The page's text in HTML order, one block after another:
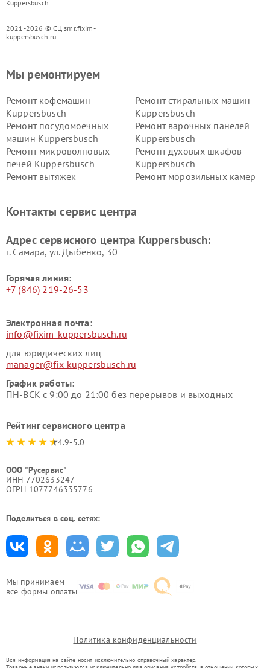
Kuppersbusch
2021-2026 © СЦ smr.fixim-
kuppersbusch.ru
Мы принимаем
все формы оплаты
Мы ремонтируем
Ремонт кофемашин
Kuppersbusch
Ремонт стиральных машин
Kuppersbusch
Ремонт посудомоечных
машин Kuppersbusch
Ремонт варочных панелей
Kuppersbusch
Ремонт микроволновых
печей Kuppersbusch
Ремонт духовых шкафов
Kuppersbusch
Ремонт вытяжек
Ремонт морозильных камер
Kuppersbusch
вакуумных упаковщиков
Ремонт сушильных машин Kuppersbusch
Контакты сервис центра
Адрес сервисного центра Kuppersbusch:
г. Самара, ул. Дыбенко, 30
Горячая линия:
+7 (846) 219-26-53
Электронная почта:
info@fixim-kuppersbusch.ru
для юридических лиц
manager@fix-kuppersbusch.ru
График работы:
ПН-ВСК с 9:00 до 21:00 без перерывов и выходных
Рейтинг сервисного центра
4.9-5.0
ООО "Русервис"
ИНН 7702633247
ОГРН 1077746335776
Поделиться в соц. сетях:
Политика конфиденциальности
Вся информация на сайте носит исключительно справочный характер.